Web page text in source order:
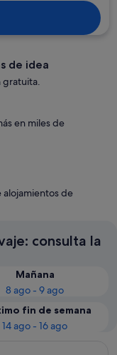
de idea
gratuita.
en miles de
alojamientos de
consulta la
Mañana
8 ago - 9 ago
fin de semana
14 ago - 16 ago